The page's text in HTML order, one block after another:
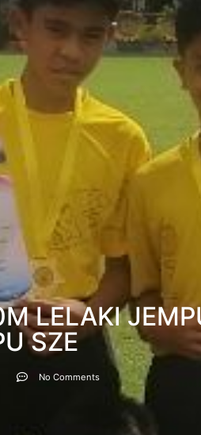
LELAKI
SZE
No Comments